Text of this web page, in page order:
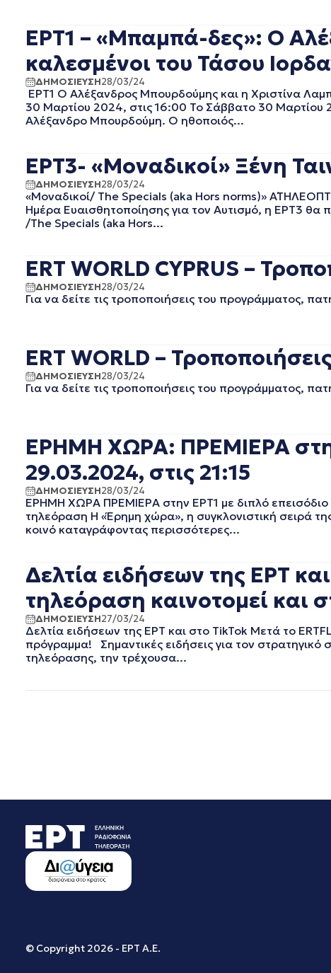
ΙΟΥΝΙΟΣ 2022
ΜΑΙΟΣ 2022
ΑΠΡΙΛΙΟΣ 2022
ΜΑΡΤΙΟΣ 2022
ΦΕΒΡΟΥΑΡΙΟΣ 2022
ΙΑΝΟΥΑΡΙΟΣ 2022
ΔΕΚΕΜΒΡΙΟΣ 2021
ΟΚΤΩΒΡΙΟΣ 2021
ΣΕΠΤΕΜΒΡΙΟΣ 2021
ΑΥΓΟΥΣΤΟΣ 2021
ΙΟΥΛΙΟΣ 2021
ΙΟΥΝΙΟΣ 2021
ΜΑΡΤΙΟΣ 2021
ΦΕΒΡΟΥΑΡΙΟΣ 2021
ΙΑΝΟΥΑΡΙΟΣ 2021
ΟΚΤΩΒΡΙΟΣ 2020
ΣΕΠΤΕΜΒΡΙΟΣ 2020
ΑΥΓΟΥΣΤΟΣ 2020
ΑΠΡΙΛΙΟΣ 2020
ΜΑΡΤΙΟΣ 2020
ΦΕΒΡΟΥΑΡΙΟΣ 2020
ΙΑΝΟΥΑΡΙΟΣ 2020
ΔΕΚΕΜΒΡΙΟΣ 2019
ΝΟΕΜΒΡΙΟΣ 2019
ΣΕΠΤΕΜΒΡΙΟΣ 2019
ΑΥΓΟΥΣΤΟΣ 2019
ΙΟΥΛΙΟΣ 2019
ΙΟΥΝΙΟΣ 2019
ΜΑΙΟΣ 2019
ΑΠΡΙΛΙΟΣ 2019
ΜΑΡΤΙΟΣ 2019
ΙΑΝΟΥΑΡΙΟΣ 2019
ΣΕΠΤΕΜΒΡΙΟΣ 2017
ΕΡΤ1 – «Μπαμπά-δες»: Ο
καλεσμένοι του Τάσου
ΔΗΜΟΣΙΕΥΣΗ28/03/24
ΕΡΤ1 Ο Αλέξανδρος Μπουρδούμης και η Χριστίνα
30 Μαρτίου 2024, στις 16:00 Το Σάββατο 30
Αλέξανδρο Μπουρδούμη. Ο ηθοποιός...
ΕΡΤ3- «Μοναδικοί» Ξένη
ΔΗΜΟΣΙΕΥΣΗ28/03/24
«Μοναδικοί/ The Specials (aka Hors norms)»
Ημέρα Ευαισθητοποίησης για τον Αυτισμό, η ΕΡΤ3 θα
/The Specials (aka Hors...
ERT WORLD CYPRUS –
ΔΗΜΟΣΙΕΥΣΗ28/03/24
Για να δείτε τις τροποποιήσεις του προγράμματος,
ERT WORLD –
ΔΗΜΟΣΙΕΥΣΗ28/03/24
Για να δείτε τις τροποποιήσεις του προγράμματος,
ΕΡΗΜΗ ΧΩΡΑ: ΠΡΕΜΙΕΡΑ
29.03.2024, στις 21:15
ΔΗΜΟΣΙΕΥΣΗ28/03/24
ΕΡΗΜΗ ΧΩΡΑ ΠΡΕΜΙΕΡΑ στην ΕΡΤ1 με διπλό
τηλεόραση H «Έρημη χώρα», η συγκλονιστική σειρά
κοινό καταγράφοντας περισσότερες...
Δελτία ειδήσεων της ΕΡΤ
τηλεόραση καινοτομεί και
ΔΗΜΟΣΙΕΥΣΗ27/03/24
Δελτία ειδήσεων της ΕΡΤ και στο TikTok Μετά το
πρόγραμμα! Σημαντικές ειδήσεις για τον
τηλεόρασης, την τρέχουσα...
© Copyright 2026 - ΕΡΤ Α.Ε.